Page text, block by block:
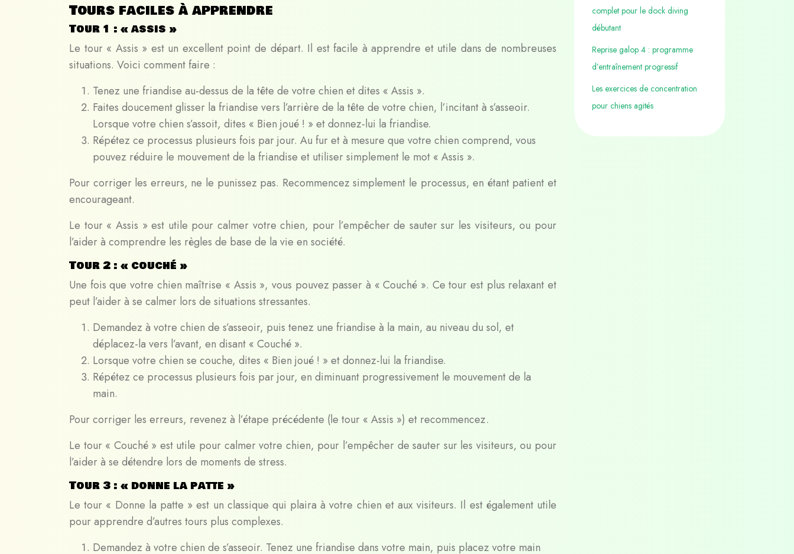
Tours faciles à apprendre
Tour 1 : « assis »
Le tour « Assis » est un excellent point de départ. Il est facile à apprendre et utile dans de nombreuses
situations. Voici comment faire :
Tenez une friandise au-dessus de la tête de votre chien et dites « Assis ».
Faites doucement glisser la friandise vers l’arrière de la tête de votre chien, l’incitant à s’asseoir.
Lorsque votre chien s’assoit, dites « Bien joué ! » et donnez-lui la friandise.
Répétez ce processus plusieurs fois par jour. Au fur et à mesure que votre chien comprend, vous
pouvez réduire le mouvement de la friandise et utiliser simplement le mot « Assis ».
Pour corriger les erreurs, ne le punissez pas. Recommencez simplement le processus, en étant patient et
encourageant.
Le tour « Assis » est utile pour calmer votre chien, pour l’empêcher de sauter sur les visiteurs, ou pour
l’aider à comprendre les règles de base de la vie en société.
Tour 2 : « couché »
Une fois que votre chien maîtrise « Assis », vous pouvez passer à « Couché ». Ce tour est plus relaxant et
peut l’aider à se calmer lors de situations stressantes.
Demandez à votre chien de s’asseoir, puis tenez une friandise à la main, au niveau du sol, et
déplacez-la vers l’avant, en disant « Couché ».
Lorsque votre chien se couche, dites « Bien joué ! » et donnez-lui la friandise.
Répétez ce processus plusieurs fois par jour, en diminuant progressivement le mouvement de la
main.
Pour corriger les erreurs, revenez à l’étape précédente (le tour « Assis ») et recommencez.
Le tour « Couché » est utile pour calmer votre chien, pour l’empêcher de sauter sur les visiteurs, ou pour
l’aider à se détendre lors de moments de stress.
Tour 3 : « donne la patte »
Le tour « Donne la patte » est un classique qui plaira à votre chien et aux visiteurs. Il est également utile
pour apprendre d’autres tours plus complexes.
Demandez à votre chien de s’asseoir. Tenez une friandise dans votre main, puis placez votre main
complet pour le dock diving
débutant
Reprise galop 4 : programme
d’entraînement progressif
Les exercices de concentration
pour chiens agités